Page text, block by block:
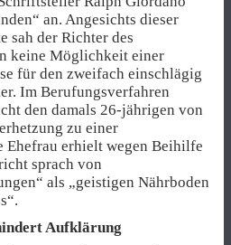
an. Angesichts dieser
sah der Richter des
keine Möglichkeit einer
für den zweifach einschlägig
Im Berufungsverfahren
den damals 26-jährigen von
zu einer
Ehefrau erhielt wegen Beihilfe
sprach von
als „geistigen Nährboden
Aufklärung